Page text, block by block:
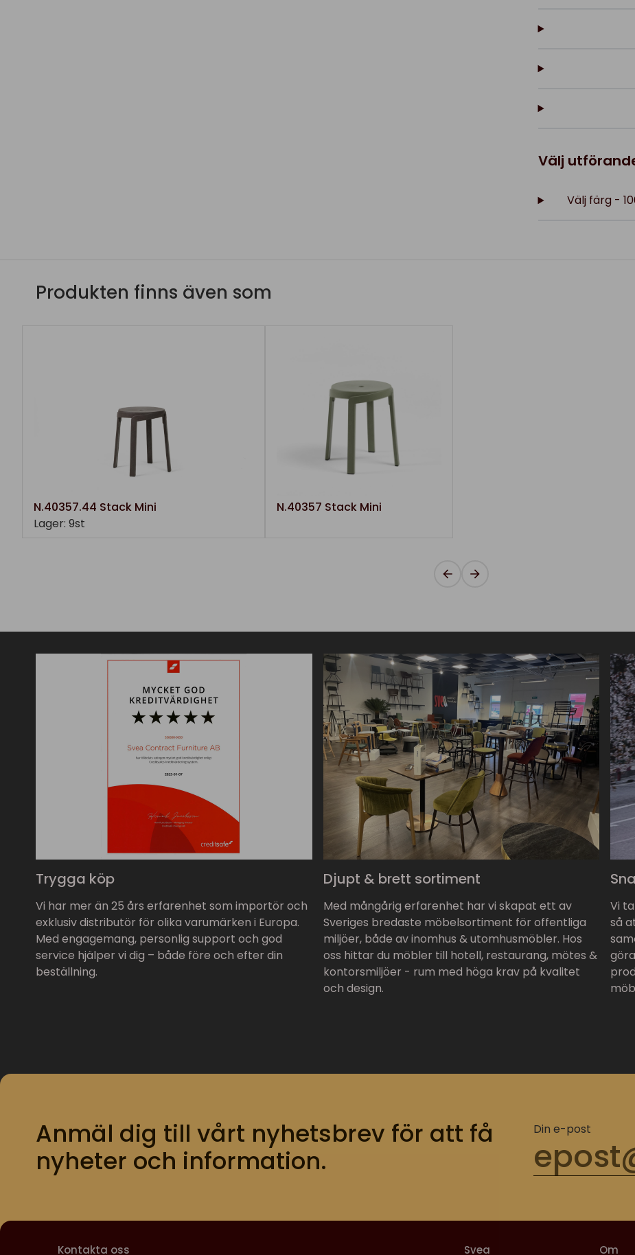
Välj
Välj färg -
Produkten finns även som
N.40357.44 Stack Mini
Lager: 9st
N.40357 Stack Mini
Trygga köp
Vi har mer än 25 års erfarenhet som importör och
exklusiv distributör för olika varumärken i Europa.
Med engagemang, personlig support och god
service hjälper vi dig – både före och efter din
beställning.
Djupt & brett sortiment
Med mångårig erfarenhet har vi skapat ett av
Sveriges bredaste möbelsortiment för offentliga
miljöer, både av inomhus & utomhusmöbler. Hos
oss hittar du möbler till hotell, restaurang, mötes &
kontorsmiljöer - rum med höga krav på kvalitet
och design.
Vi
så
Anmäl dig till vårt nyhetsbrev för att få
nyheter och information.
Din e-post
Kontakta oss Svea Om